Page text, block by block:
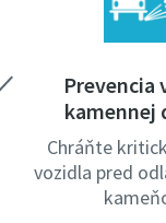
Prevencia
kamennej
Chráňte
vozidla pred